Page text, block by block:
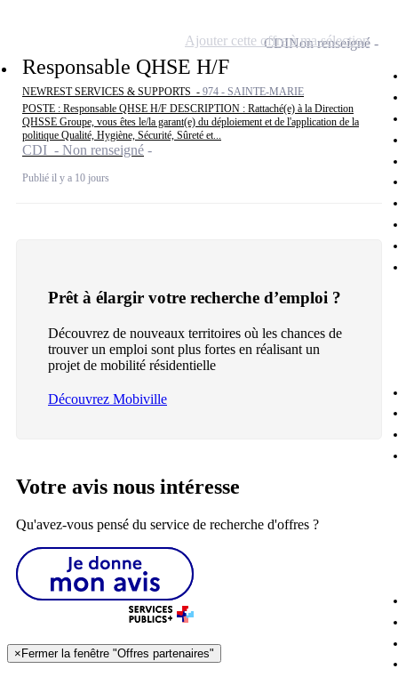
Responsable QHSE H/F
NEWREST SERVICES & SUPPORTS - 974 - SAINTE-MARIE
POSTE : Responsable QHSE H/F DESCRIPTION : Rattaché(e) à la Direction
QHSSE Groupe, vous êtes le/la garant(e) du déploiement et de l'application de la
politique Qualité, Hygiène, Sécurité, Sûreté et...
CDI - Non renseigné
Publié il y a 10 jours
CDINon renseigné
Ajouter cette offre à ma sélection
Prêt à élargir votre recherche d’emploi ?
Découvrez de nouveaux territoires où les chances de
trouver un emploi sont plus fortes en réalisant un
projet de mobilité résidentielle
Découvrez Mobiville
Votre avis nous intéresse
Qu'avez-vous pensé du service de recherche d'offres ?
× Fermer la fenêtre "Offres partenaires"